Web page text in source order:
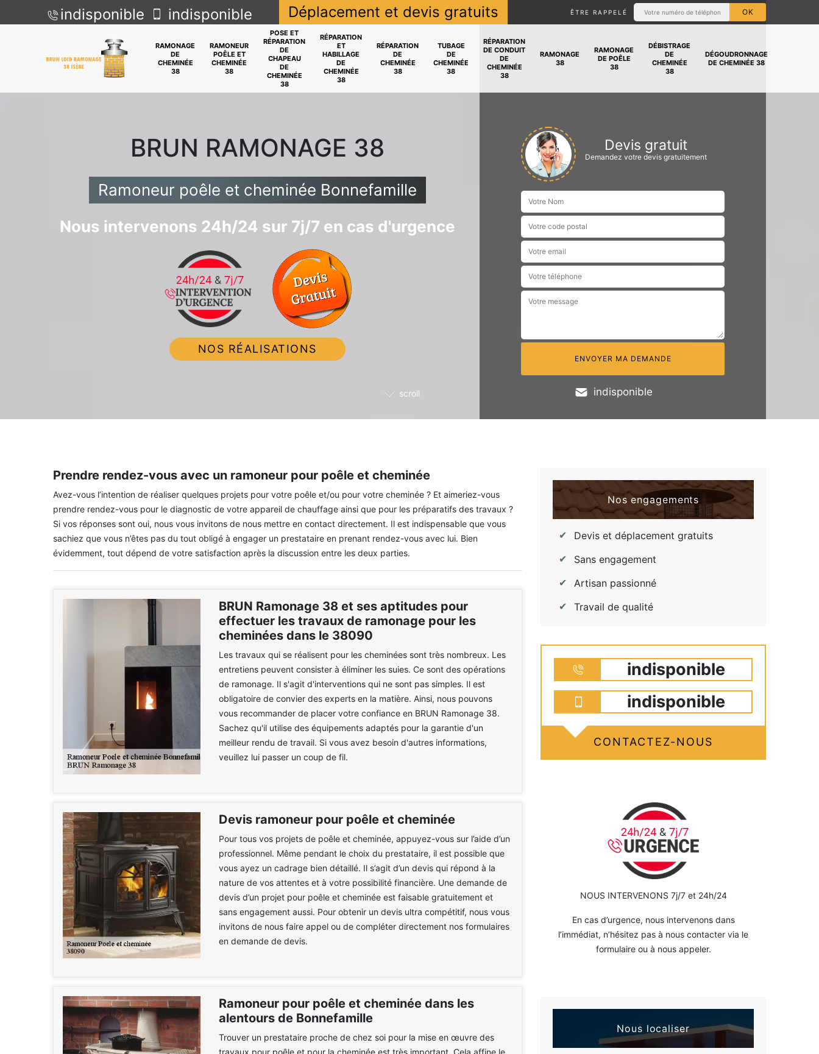
indisponible indisponible Déplacement et devis gratuits ÊTRE RAPPELÉ
RAMONAGE
DE
CHEMINÉE
38
RAMONEUR
POÊLE ET
CHEMINÉE
38
POSE ET
RÉPARATION
DE
CHAPEAU
DE
CHEMINÉE
38
RÉPARATION
ET
HABILLAGE
DE
CHEMINÉE
38
RÉPARATION
DE
CHEMINÉE
38
TUBAGE
DE
CHEMINÉE
38
RÉPARATION
DE CONDUIT
DE
CHEMINÉE
38
RAMONAGE
38
RAMONAGE
DE POÊLE
38
DÉBISTRAGE
DE
CHEMINÉE
38
DÉGOUDRONNAGE
DE CHEMINÉE 38
scroll
BRUN RAMONAGE 38
Ramoneur poêle et cheminée Bonnefamille
Nous intervenons 24h/24 sur 7j/7 en cas d'urgence
NOS RÉALISATIONS
Devis gratuit
Demandez votre devis gratuitement
indisponible
Prendre rendez-vous avec un ramoneur pour poêle et cheminée
Avez-vous l’intention de réaliser quelques projets pour votre poêle et/ou pour votre cheminée ? Et aimeriez-vous
prendre rendez-vous pour le diagnostic de votre appareil de chauffage ainsi que pour les préparatifs des travaux ?
Si vos réponses sont oui, nous vous invitons de nous mettre en contact directement. Il est indispensable que vous
sachiez que vous n’êtes pas du tout obligé à engager un prestataire en prenant rendez-vous avec lui. Bien
évidemment, tout dépend de votre satisfaction après la discussion entre les deux parties.
BRUN Ramonage 38 et ses aptitudes pour
effectuer les travaux de ramonage pour les
cheminées dans le 38090
Les travaux qui se réalisent pour les cheminées sont très nombreux. Les
entretiens peuvent consister à éliminer les suies. Ce sont des opérations
de ramonage. Il s'agit d'interventions qui ne sont pas simples. Il est
obligatoire de convier des experts en la matière. Ainsi, nous pouvons
vous recommander de placer votre confiance en BRUN Ramonage 38.
Sachez qu'il utilise des équipements adaptés pour la garantie d'un
meilleur rendu de travail. Si vous avez besoin d'autres informations,
veuillez lui passer un coup de fil.
Devis ramoneur pour poêle et cheminée
Pour tous vos projets de poêle et cheminée, appuyez-vous sur l’aide d’un
professionnel. Même pendant le choix du prestataire, il est possible que
vous ayez un cadrage bien détaillé. Il s’agit d’un devis qui répond à la
nature de vos attentes et à votre possibilité financière. Une demande de
devis d’un projet pour poêle et cheminée est faisable gratuitement et
sans engagement aussi. Pour obtenir un devis ultra compétitif, nous vous
invitons de nous faire appel ou de compléter directement nos formulaires
en demande de devis.
Ramoneur pour poêle et cheminée dans les
alentours de Bonnefamille
Trouver un prestataire proche de chez soi pour la mise en œuvre des
travaux pour poêle et pour la cheminée est très important. Cela affine le
Nos engagements
Devis et déplacement gratuits
Sans engagement
Artisan passionné
Travail de qualité
indisponible
indisponible
CONTACTEZ-NOUS
NOUS INTERVENONS 7j/7 et 24h/24
En cas d’urgence, nous intervenons dans
l’immédiat, n’hésitez pas à nous contacter via le
formulaire ou à nous appeler.
Nous localiser